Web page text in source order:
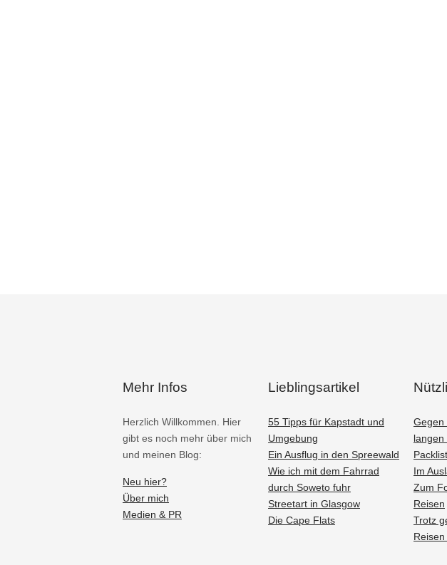
Mehr Infos
Herzlich Willkommen. Hier
gibt es noch mehr über mich
und meinen Blog:
Neu hier?
Über mich
Medien & PR
Lieblingsartikel
55 Tipps für Kapstadt und
Umgebung
Ein Ausflug in den Spreewald
Wie ich mit dem Fahrrad
durch Soweto fuhr
Streetart in Glasgow
Die Cape Flats
Gegen
langen
Im
Zum
Reisen
Trotz